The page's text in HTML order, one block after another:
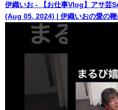
伊織いお - 【お仕事Vlog】アサ芸
(Aug 05, 2024) | 伊織いおの愛の鞭